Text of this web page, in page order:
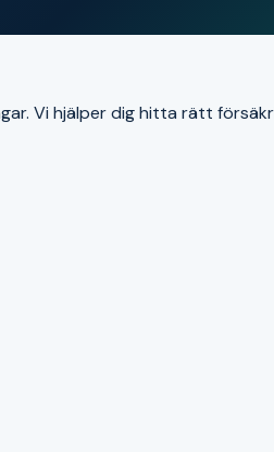
Vi hjälper dig hitta rätt